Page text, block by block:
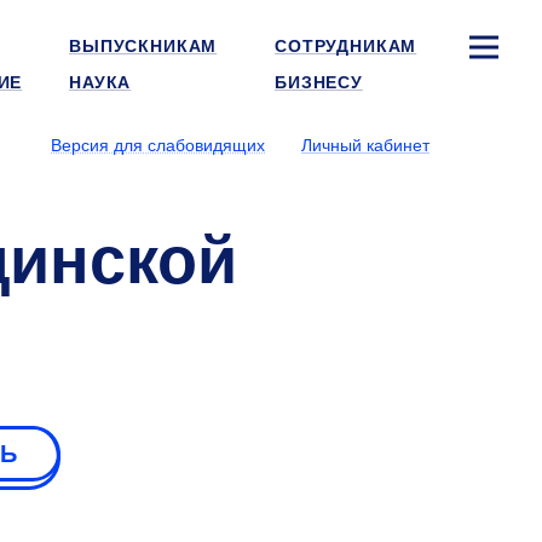
ВЫПУСКНИКАМ
СОТРУДНИКАМ
НАУКА БИЗНЕСУ
Версия для слабовидящих Личный кабинет